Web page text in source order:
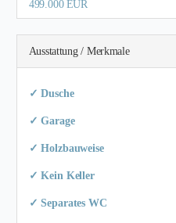
499.000 EUR
Ausstattung / Merkmale
✓ Dusche
✓ Garage
✓ Holzbauweise
✓ Kein Keller
✓ Separates WC